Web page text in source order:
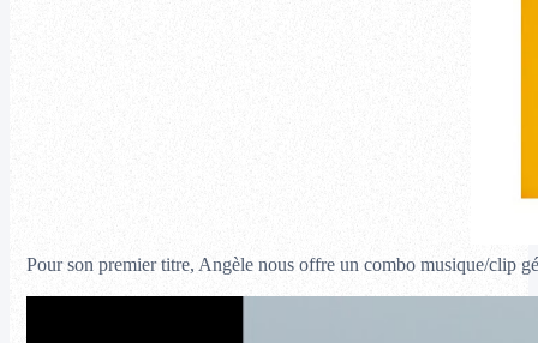
Pour son premier titre, Angèle nous offre un combo musique/clip